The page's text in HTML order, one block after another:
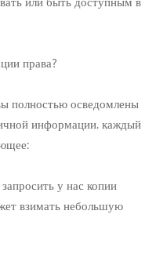
права?
полностью осведомлены
информации. каждый
у нас копии
взимать небольшую